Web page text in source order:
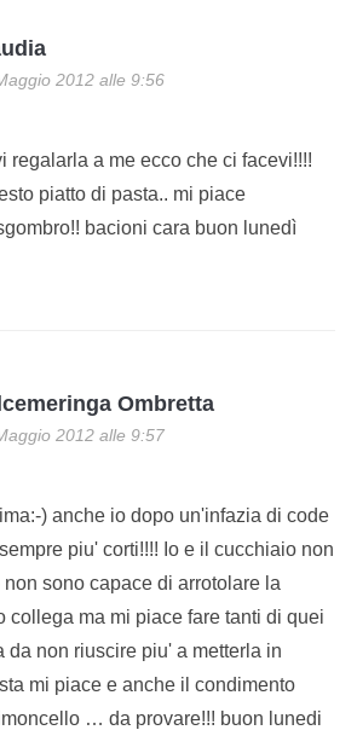
2012 alle 9:56
regalarla a me ecco che ci facevi!!!!
piatto di pasta.. mi piace
bacioni cara buon lunedì
Ombretta
2012 alle 9:57
) anche io dopo un'infazia di code
piu' corti!!!! Io e il cucchiaio non
sono capace di arrotolare la
collega ma mi piace fare tanti di quei
da non riuscire piu' a metterla in
mi piace e anche il condimento
… da provare!!! buon lunedi